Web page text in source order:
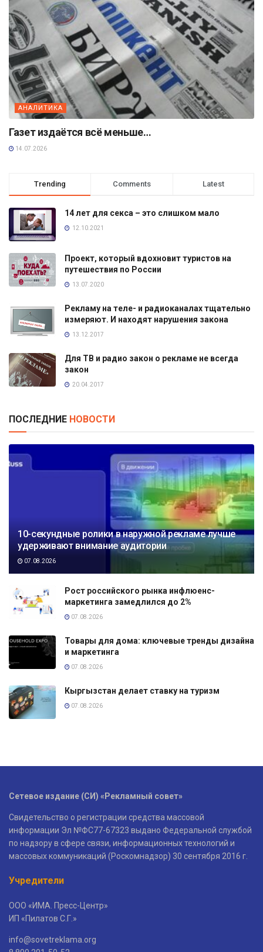
АНАЛИТИКА
Газет издаётся всё меньше…
14.07.2026
Trending Comments Latest
14 лет для секса – это слишком мало
12.10.2021
Проект, который вдохновит туристов на
путешествия по России
13.07.2020
Рекламу на теле- и радиоканалах тщательно
измеряют. И находят нарушения закона
13.12.2017
Для ТВ и радио закон о рекламе не всегда
закон
20.04.2017
ПОСЛЕДНИЕ НОВОСТИ
10-секундные ролики в наружной рекламе лучше
удерживают внимание аудитории
07.08.2026
Рост российского рынка инфлюенс-
маркетинга замедлился до 2%
07.08.2026
Товары для дома: ключевые тренды дизайна
и маркетинга
07.08.2026
Кыргызстан делает ставку на туризм
07.08.2026
Сетевое издание (СИ) «Рекламный совет»
Свидетельство о регистрации средства массовой
информации Эл №ФС77-67323 выдано Федеральной службой
по надзору в сфере связи, информационных технологий и
массовых коммуникаций (Роскомнадзор) 30 сентября 2016 г.
Учредители
ООО «ИМА. Пресс-Центр»
ИП «Пилатов С.Г.»
info@sovetreklama.org